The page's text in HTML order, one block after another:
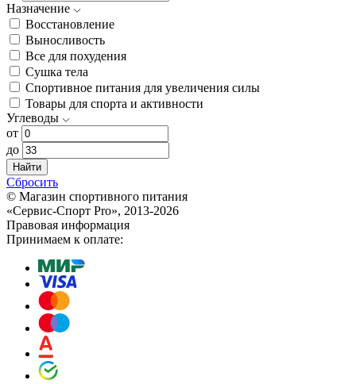
Назначение
Восстановление
Выносливость
Все для похудения
Сушка тела
Спортивное питания для увеличения силы
Товары для спорта и активности
Углеводы
от
до
Найти
Сбросить
© Магазин спортивного питания
«Сервис-Спорт Pro», 2013-2026
Правовая информация
Принимаем к оплате: